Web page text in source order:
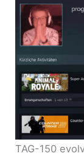
TAG-150